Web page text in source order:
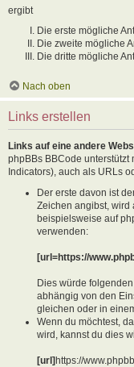
ergibt
Die erste mögliche
Die zweite mögliche
Die dritte mögliche
Nach oben
Links erstellen
Links auf eine andere
phpBBs BBCode unterstützt
Indicators), auch als URLs
Der erste davon ist
Zeichen angibst, wird
beispielsweise auf
verwenden:
[url=https://
Dies würde
abhängig von den
gleichen oder in
Wenn du möchtest,
wird, kannst du dies
[url]https://